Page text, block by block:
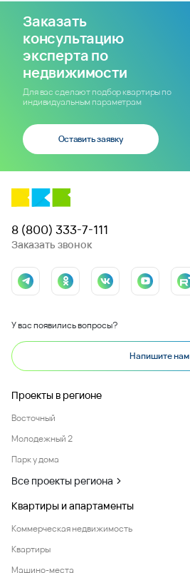
Заказать
консультацию
эксперта по
недвижимости
Для вас сделают подбор квартиры по
индивидуальным параметрам
Оставить заявку
8 (800) 333-7-111
Заказать звонок
У вас появились вопросы?
Напишите нам
Проекты в регионе
Восточный
Молодежный 2
Парк у дома
Все проекты региона
Квартиры и апартаменты
Коммерческая недвижимость
Квартиры
Машино-места